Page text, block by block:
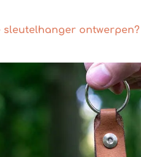
ontwerpen?